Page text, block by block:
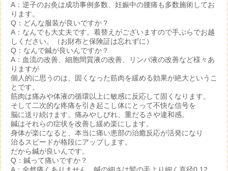
A：逆子のお灸は成功事例多数、妊娠中の腰痛も多数施術してお
ります。
Q：どんな服装が良いですか？
A：なんでも大丈夫です。着替えがございますので手ぶらでお越
しください。（お財布と保険証は忘れずに）
Q：なんで鍼が良いんですか？
A：血流の改善、細胞間質液の改善、リンパ液の改善など様々あ
りますが
個人的に思うのは、固くなった筋肉を緩める効果が絶大というこ
とです。
筋肉は痛みや体液の循環以上に敏感に反応して固くなります。
そして二次的な疼痛を引き起こし体にとって不快な信号を
脳に送り続けます。痛みやしびれ、重だるさや違和感。
鍼はそれらの症状を改善し緩め楽にします。
身体が楽になると、本当に痛い患部の治癒反応が活発になり
治るスピードが格段にアップします。
だから鍼が良いんです。
Q：鍼って痛いですか？